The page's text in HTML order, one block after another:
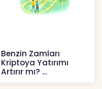
Benzin Zamları
Kriptoya Yatırımı
Artırır mı?
Kripto